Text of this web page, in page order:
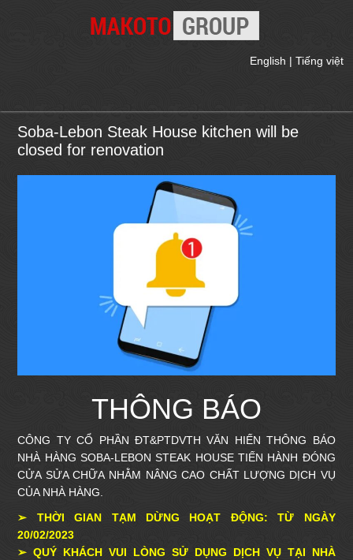
English | Tiếng việt
Soba-Lebon Steak House kitchen will be
closed for renovation
THÔNG BÁO
CÔNG TY CỔ PHẦN ĐT&PTDVTH VĂN HIẾN THÔNG BÁO
NHÀ HÀNG SOBA-LEBON STEAK HOUSE TIẾN HÀNH ĐÓNG
CỬA SỬA CHỮA NHẰM NÂNG CAO CHẤT LƯỢNG DỊCH VỤ
CỦA NHÀ HÀNG.
➢ THỜI GIAN TẠM DỪNG HOẠT ĐỘNG: TỪ NGÀY
20/02/2023
➢ QUÝ KHÁCH VUI LÒNG SỬ DỤNG DỊCH VỤ TẠI NHÀ